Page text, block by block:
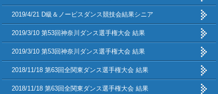
2019/4/21 D級＆ノービスダンス競技会結果シニア
2019/3/10 第53回神奈川ダンス選手権大会 結果
2019/3/10 第53回神奈川ダンス選手権大会 結果
2018/11/18 第63回全関東ダンス選手権大会 結果
2018/11/18 第63回全関東ダンス選手権大会 結果